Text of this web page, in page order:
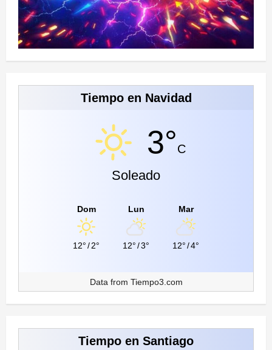
Tiempo en Navidad
3°C
Soleado
Dom
12°/2°
Lun
12°/3°
Mar
12°/4°
Data from Tiempo3.com
Tiempo en Santiago